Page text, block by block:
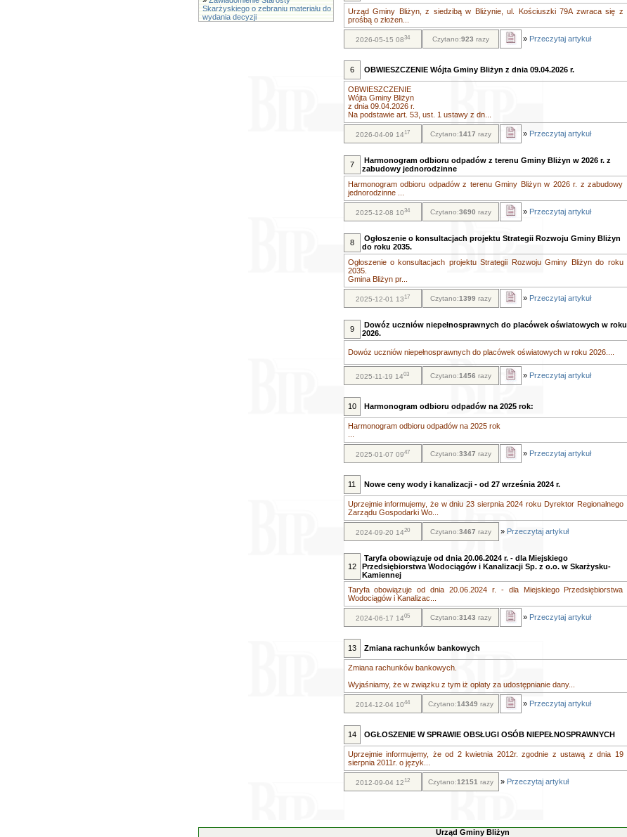
Skarżyskiego o zebraniu materiału do
wydania decyzji
Urząd Gminy Bliżyn, z siedzibą w Bliżynie, ul. Kościuszki 79A zwraca się z
prośbą o złożen...
2026-05-15 0834 Czytano:923 razy » Przeczytaj artykuł
6 OBWIESZCZENIE Wójta Gminy Bliżyn z dnia 09.04.2026 r.
OBWIESZCZENIE
Wójta Gminy Bliżyn
z dnia 09.04.2026 r.
Na podstawie art. 53, ust. 1 ustawy z dn...
2026-04-09 1417 Czytano:1417 razy » Przeczytaj artykuł
7
Harmonogram odbioru odpadów z terenu Gminy Bliżyn w 2026 r. z
zabudowy jednorodzinne
Harmonogram odbioru odpadów z terenu Gminy Bliżyn w 2026 r. z zabudowy
jednorodzinne ...
2025-12-08 1034 Czytano:3690 razy » Przeczytaj artykuł
8
Ogłoszenie o konsultacjach projektu Strategii Rozwoju Gminy Bliżyn
do roku 2035.
Ogłoszenie o konsultacjach projektu Strategii Rozwoju Gminy Bliżyn do roku
2035.
Gmina Bliżyn pr...
2025-12-01 1317 Czytano:1399 razy » Przeczytaj artykuł
9
Dowóz uczniów niepełnosprawnych do placówek oświatowych w roku
2026.
Dowóz uczniów niepełnosprawnych do placówek oświatowych w roku 2026....
2025-11-19 1403 Czytano:1456 razy » Przeczytaj artykuł
10 Harmonogram odbioru odpadów na 2025 rok:
Harmonogram odbioru odpadów na 2025 rok
2025-01-07 0947 Czytano:3347 razy » Przeczytaj artykuł
11 Nowe ceny wody i kanalizacji - od 27 września 2024 r.
Uprzejmie informujemy, że w dniu 23 sierpnia 2024 roku Dyrektor Regionalnego
Zarządu Gospodarki Wo...
2024-09-20 1420 Czytano:3467 razy » Przeczytaj artykuł
12
Taryfa obowiązuje od dnia 20.06.2024 r. - dla Miejskiego
Przedsiębiorstwa Wodociągów i Kanalizacji Sp. z o.o. w Skarżysku-
Kamiennej
Taryfa obowiązuje od dnia 20.06.2024 r. - dla Miejskiego Przedsiębiorstwa
Wodociągów i Kanalizac...
2024-06-17 1405 Czytano:3143 razy » Przeczytaj artykuł
13 Zmiana rachunków bankowych
Zmiana rachunków bankowych.
Wyjaśniamy, że w związku z tym iż opłaty za udostępnianie dany...
2014-12-04 1044 Czytano:14349 razy » Przeczytaj artykuł
14 OGŁOSZENIE W SPRAWIE OBSŁUGI OSÓB NIEPEŁNOSPRAWNYCH
Uprzejmie informujemy, że od 2 kwietnia 2012r. zgodnie z ustawą z dnia 19
sierpnia 2011r. o język...
2012-09-04 1212 Czytano:12151 razy » Przeczytaj artykuł
Urząd Gminy Bliżyn